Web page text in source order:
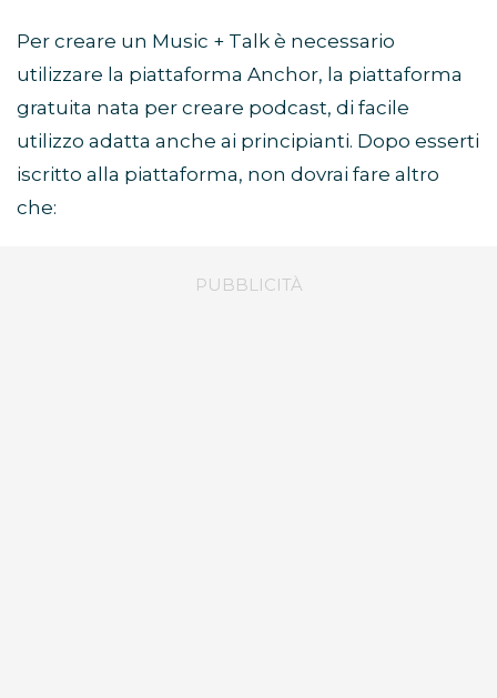
Per creare un Music + Talk è necessario
utilizzare la piattaforma Anchor, la piattaforma
gratuita nata per creare podcast, di facile
utilizzo adatta anche ai principianti. Dopo esserti
iscritto alla piattaforma, non dovrai fare altro
che: